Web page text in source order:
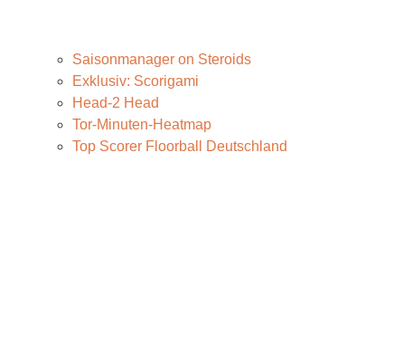
Saisonmanager on Steroids
Exklusiv: Scorigami
Head-2 Head
Tor-Minuten-Heatmap
Top Scorer Floorball Deutschland